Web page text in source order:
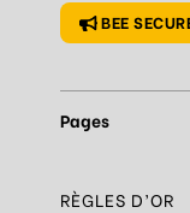
BEE
Pages
RÈGLES D’OR